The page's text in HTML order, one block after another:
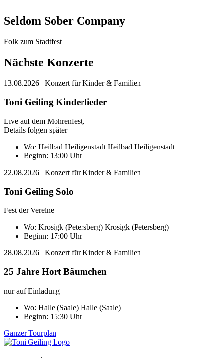
Seldom Sober Company
Folk zum Stadtfest
Nächste Konzerte
13.08.2026 | Konzert für Kinder & Familien
Toni Geiling Kinderlieder
Live auf dem Möhrenfest,
Details folgen später
Wo: Heilbad Heiligenstadt Heilbad Heiligenstadt
Beginn: 13:00 Uhr
22.08.2026 | Konzert für Kinder & Familien
Toni Geiling Solo
Fest der Vereine
Wo: Krosigk (Petersberg) Krosigk (Petersberg)
Beginn: 17:00 Uhr
28.08.2026 | Konzert für Kinder & Familien
25 Jahre Hort Bäumchen
nur auf Einladung
Wo: Halle (Saale) Halle (Saale)
Beginn: 15:30 Uhr
Ganzer Tourplan